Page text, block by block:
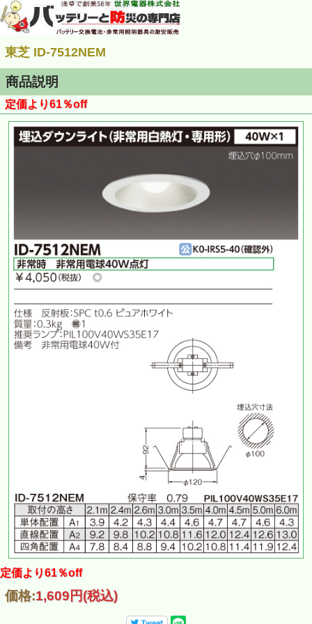
東芝 ID-7512NEM
商品説明
定価より61％off
定価より61％off
価格:1,609円(税込)